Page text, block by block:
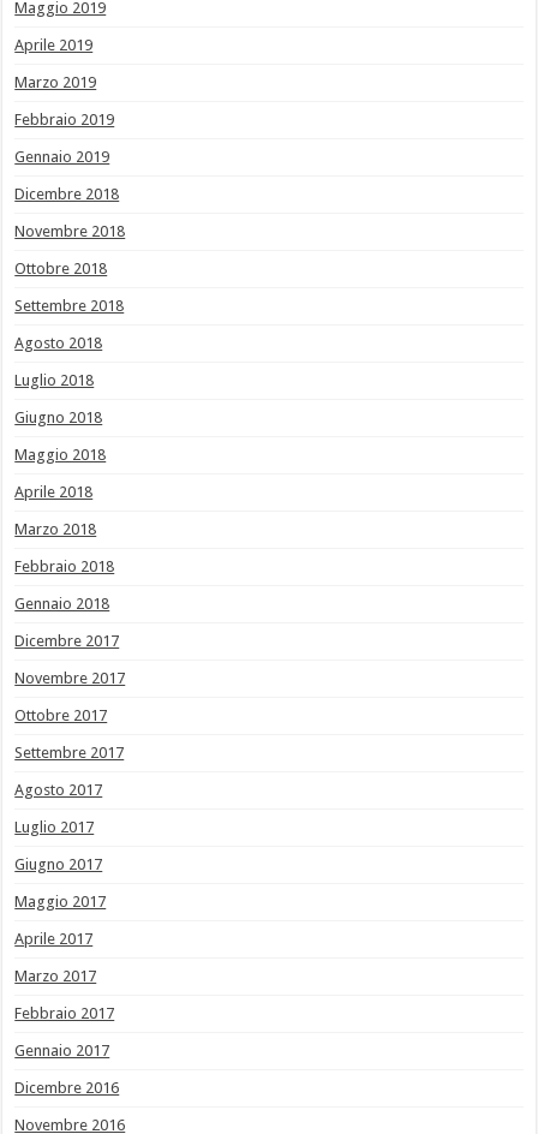
Maggio 2019
Aprile 2019
Marzo 2019
Febbraio 2019
Gennaio 2019
Dicembre 2018
Novembre 2018
Ottobre 2018
Settembre 2018
Agosto 2018
Luglio 2018
Giugno 2018
Maggio 2018
Aprile 2018
Marzo 2018
Febbraio 2018
Gennaio 2018
Dicembre 2017
Novembre 2017
Ottobre 2017
Settembre 2017
Agosto 2017
Luglio 2017
Giugno 2017
Maggio 2017
Aprile 2017
Marzo 2017
Febbraio 2017
Gennaio 2017
Dicembre 2016
Novembre 2016